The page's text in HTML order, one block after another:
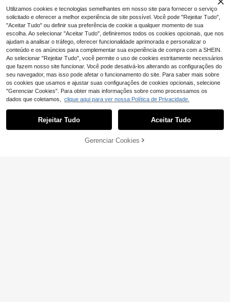
nalizada, Resistente à Areia, Acess
ório de Viagem para Piscina e Roup
a de Praia, Férias de Verão
Ao clicar em 'Personalizar', você concorda com estes Termos e Condições.
Personalize agora
Utilizamos cookies e tecnologias semelhantes em nosso site para fornecer o serviço
solicitado e oferecer a melhor experiência de site possível. Você pode "Rejeitar Tudo",
"Aceitar Tudo" ou definir sua preferência de cookie a qualquer momento de sua
escolha. Ao selecionar "Aceitar Tudo", definiremos todos os cookies opcionais, que nos
ajudam a analisar o tráfego, oferecer funcionalidade aprimorada e personalizar o
conteúdo e os anúncios para complementar sua experiência de compra com a SHEIN.
Ao selecionar "Rejeitar Tudo", você permite o uso de cookies estritamente necessários
que fazem nosso site funcionar. Você pode desativá-los alterando as configurações do
seu navegador, mas isso pode afetar o funcionamento do site. Para saber mais sobre
os cookies que usamos e ajustar suas configurações de cookies opcionais, selecione
"Gerenciar Cookies". Para obter mais informações sobre como processamos os
dados que coletamos, clique aqui para ver nossa Política de Privacidade.
Rejeitar Tudo Aceitar Tudo
Gerenciar Cookies